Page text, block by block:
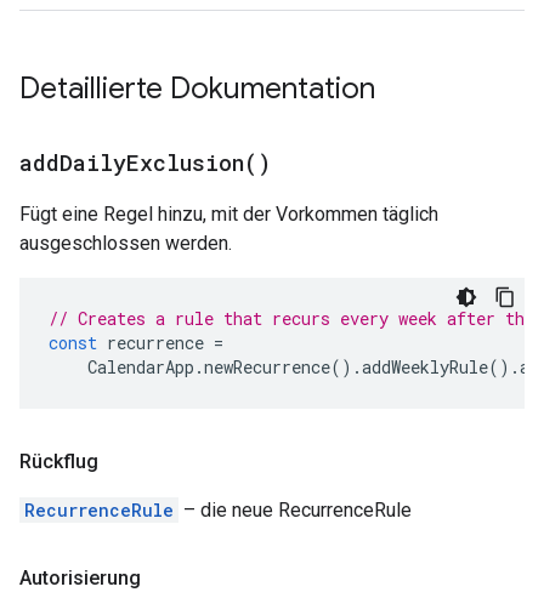
Detaillierte Dokumentation
addDailyExclusion( )
Fügt eine Regel hinzu, mit der Vorkommen täglich
ausgeschlossen werden.
// Creates a rule that recurs every week after
const recurrence =
CalendarApp .newRecurrence().addWeeklyRule().
Rückflug
RecurrenceRule – die neue RecurrenceRule
Autorisierung